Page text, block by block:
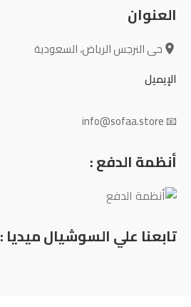
العنوان
حى النرجس الرياض، السعودية
الإيميل
📧 info@sofaa.store
أنظمة الدفع :
تابعنا علي السوشيال ميديا :